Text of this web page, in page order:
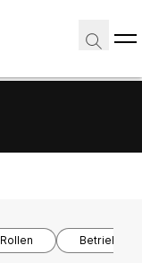
Rollen